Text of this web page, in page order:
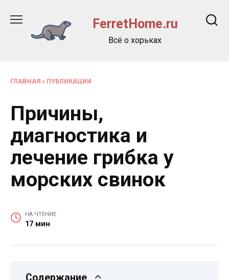
содержанию
FerretHome.ru
Всё о хорьках
ГЛАВНАЯ » ПУБЛИКАЦИИ
Причины,
диагностика и
лечение грибка у
морских свинок
НА ЧТЕНИЕ
17 мин